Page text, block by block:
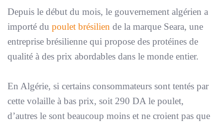
Depuis le début du mois, le gouvernement algérien a
importé du poulet brésilien de la marque Seara, une
entreprise brésilienne qui propose des protéines de
qualité à des prix abordables dans le monde entier.
En Algérie, si certains consommateurs sont tentés par
cette volaille à bas prix, soit 290 DA le poulet,
d’autres le sont beaucoup moins et ne croient pas que